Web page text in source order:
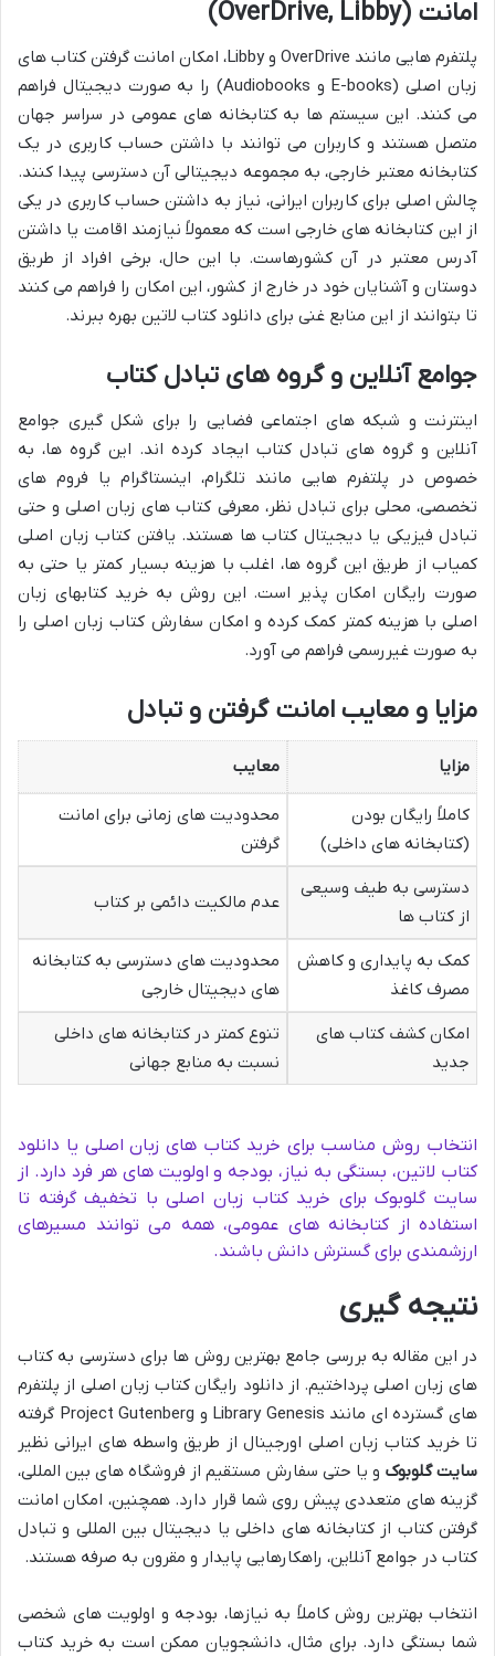
امانت (OverDrive, Libby)
پلتفرم هایی مانند OverDrive و Libby، امکان امانت گرفتن کتاب های
زبان اصلی (E-books و Audiobooks) را به صورت دیجیتال فراهم
می کنند. این سیستم ها به کتابخانه های عمومی در سراسر جهان
متصل هستند و کاربران می توانند با داشتن حساب کاربری در یک
کتابخانه معتبر خارجی، به مجموعه دیجیتالی آن دسترسی پیدا کنند.
چالش اصلی برای کاربران ایرانی، نیاز به داشتن حساب کاربری در یکی
از این کتابخانه های خارجی است که معمولاً نیازمند اقامت یا داشتن
آدرس معتبر در آن کشورهاست. با این حال، برخی افراد از طریق
دوستان و آشنایان خود در خارج از کشور، این امکان را فراهم می کنند
تا بتوانند از این منابع غنی برای دانلود کتاب لاتین بهره ببرند.
جوامع آنلاین و گروه های تبادل کتاب
اینترنت و شبکه های اجتماعی فضایی را برای شکل گیری جوامع
آنلاین و گروه های تبادل کتاب ایجاد کرده اند. این گروه ها، به
خصوص در پلتفرم هایی مانند تلگرام، اینستاگرام یا فروم های
تخصصی، محلی برای تبادل نظر، معرفی کتاب های زبان اصلی و حتی
تبادل فیزیکی یا دیجیتال کتاب ها هستند. یافتن کتاب زبان اصلی
کمیاب از طریق این گروه ها، اغلب با هزینه بسیار کمتر یا حتی به
صورت رایگان امکان پذیر است. این روش به خرید کتابهای زبان
اصلی با هزینه کمتر کمک کرده و امکان سفارش کتاب زبان اصلی را
به صورت غیررسمی فراهم می آورد.
مزایا و معایب امانت گرفتن و تبادل
مزایا معایب
کاملاً رایگان بودن
(کتابخانه های داخلی)
محدودیت های زمانی برای امانت
گرفتن
دسترسی به طیف وسیعی
از کتاب ها
عدم مالکیت دائمی بر کتاب
کمک به پایداری و کاهش
مصرف کاغذ
محدودیت های دسترسی به کتابخانه
های دیجیتال خارجی
امکان کشف کتاب های
جدید
تنوع کمتر در کتابخانه های داخلی
نسبت به منابع جهانی
انتخاب روش مناسب برای خرید کتاب های زبان اصلی یا دانلود
کتاب لاتین، بستگی به نیاز، بودجه و اولویت های هر فرد دارد. از
سایت گلوبوک برای خرید کتاب زبان اصلی با تخفیف گرفته تا
استفاده از کتابخانه های عمومی، همه می توانند مسیرهای
ارزشمندی برای گسترش دانش باشند.
نتیجه گیری
در این مقاله به بررسی جامع بهترین روش ها برای دسترسی به کتاب
های زبان اصلی پرداختیم. از دانلود رایگان کتاب زبان اصلی از پلتفرم
های گسترده ای مانند Library Genesis و Project Gutenberg گرفته
تا خرید کتاب زبان اصلی اورجینال از طریق واسطه های ایرانی نظیر
سایت گلوبوک و یا حتی سفارش مستقیم از فروشگاه های بین المللی،
گزینه های متعددی پیش روی شما قرار دارد. همچنین، امکان امانت
گرفتن کتاب از کتابخانه های داخلی یا دیجیتال بین المللی و تبادل
کتاب در جوامع آنلاین، راهکارهایی پایدار و مقرون به صرفه هستند.
انتخاب بهترین روش کاملاً به نیازها، بودجه و اولویت های شخصی
شما بستگی دارد. برای مثال، دانشجویان ممکن است به خرید کتاب